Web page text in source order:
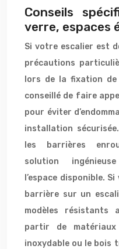
Conseils
verre, espaces
Si votre escalier est
précautions
lors de la fixation
conseillé de faire
pour éviter
installation
les barrières
solution
l’espace disponible.
barrière sur un
modèles résistants
partir de
inoxydable ou le bois